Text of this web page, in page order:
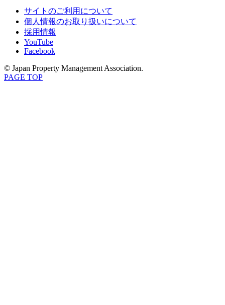
サイトのご利用について
個人情報のお取り扱いについて
採用情報
YouTube
Facebook
© Japan Property Management Association.
PAGE TOP